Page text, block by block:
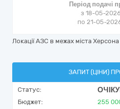
Період подачі
з 18-05-
по 21-05-
Локації АЗС в межах міста
ЗАПИТ (ЦІНИ)
Статус:
Бюджет: 255